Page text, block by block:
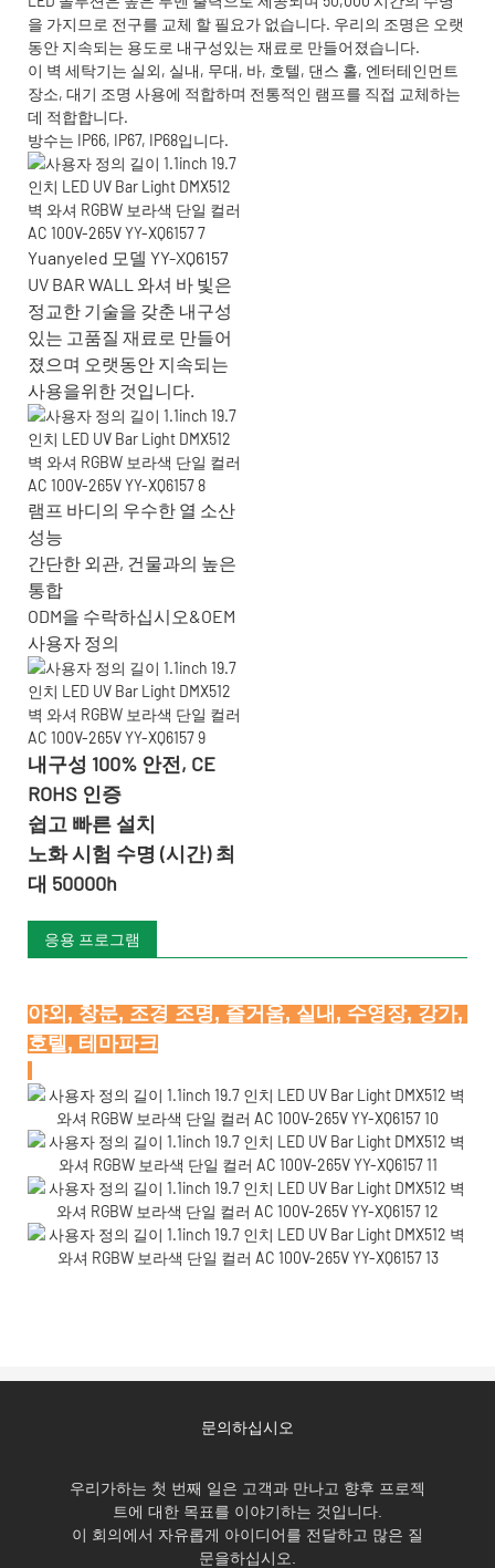
을 가지므로 전구를 교체 할 필요가 없습니다. 우리의 조명은 오랫
동안 지속되는 용도로 내구성있는 재료로 만들어졌습니다.
이 벽 세탁기는 실외, 실내, 무대, 바, 호텔, 댄스 홀, 엔터테인먼트
장소, 대기 조명 사용에 적합하며 전통적인 램프를 직접 교체하는
데 적합합니다.
방수는 IP66, IP67, IP68입니다.
Yuanyeled 모델 YY-XQ6157
UV BAR WALL 와셔 바 빛은
정교한 기술을 갖춘 내구성
있는 고품질 재료로 만들어
졌으며 오랫동안 지속되는
사용을위한 것입니다.
램프 바디의 우수한 열 소산
성능
간단한 외관, 건물과의 높은
통합
ODM을 수락하십시오&OEM
사용자 정의
내구성 100% 안전, CE
ROHS 인증
쉽고 빠른 설치
노화 시험 수명 (시간) 최
대 50000h
응용 프로그램
야외, 창문, 조경 조명, 즐거움, 실내, 수영장, 강가,
문의하십시오
우리가하는 첫 번째 일은 고객과 만나고 향후 프로젝
트에 대한 목표를 이야기하는 것입니다.
이 회의에서 자유롭게 아이디어를 전달하고 많은 질
문을하십시오.